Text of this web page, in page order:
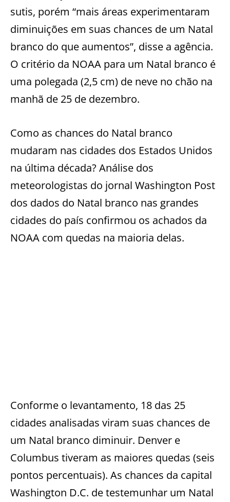
sutis, porém “mais áreas experimentaram
diminuições em suas chances de um Natal
branco do que aumentos”, disse a agência.
O critério da NOAA para um Natal branco é
uma polegada (2,5 cm) de neve no chão na
manhã de 25 de dezembro.
Como as chances do Natal branco
mudaram nas cidades dos Estados Unidos
na última década? Análise dos
meteorologistas do jornal Washington Post
dos dados do Natal branco nas grandes
cidades do país confirmou os achados da
NOAA com quedas na maioria delas.
Conforme o levantamento, 18 das 25
cidades analisadas viram suas chances de
um Natal branco diminuir. Denver e
Columbus tiveram as maiores quedas (seis
pontos percentuais). As chances da capital
Washington D.C. de testemunhar um Natal